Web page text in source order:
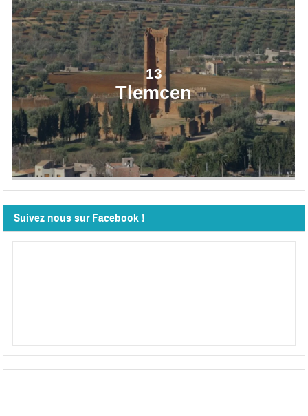
13
Tlemcen
Suivez nous sur Facebook !